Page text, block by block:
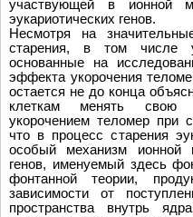
участвующей в ионной
эукариотических генов.
Несмотря на
старения, в том числе
основанные на
эффекта укорочения
остается не до конца
клеткам менять свою
укорочением теломер при
что в процесс старения
особый механизм ионной
генов, именуемый здесь
фонтанной теории,
зависимости от
пространства внутрь